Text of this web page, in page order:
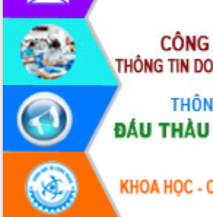
Hội thảo khoa học “Giải pháp thúc đẩy
phát triển nền kinh tế xanh tại tỉnh
Đắk Lắk”
Tăng cường giám sát, đôn đốc thực
hiện nhiệm vụ quản lý tài sản công
hàng tuần
Tháo gỡ những vướng mắc, đẩy mạnh
công tác cải cách thủ tục hành chính
tại Trung tâm Phục vụ hành chính
công tỉnh
Đắk Lắk: Tôn vinh 46 giải pháp tại Hội
thi Sáng tạo Kỹ thuật 2024 - 2025
Đắk Lắk rà soát, điều chỉnh Đề án 190
về phát triển nuôi trồng thủy sản